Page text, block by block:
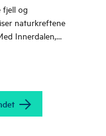
fjell og
naturkreftene
Innerdalen,